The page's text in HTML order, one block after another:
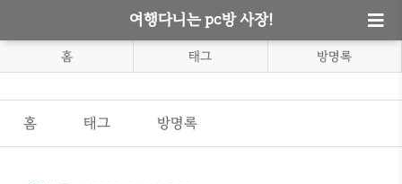
여행다니는 pc방 사장!
홈 태그 방명록
홈 태그 방명록